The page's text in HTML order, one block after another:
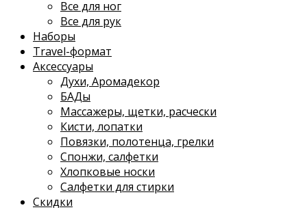
Все для ног
Все для рук
Наборы
Travel-формат
Аксессуары
Духи, Аромадекор
БАДы
Массажеры, щетки, расчески
Кисти, лопатки
Повязки, полотенца, грелки
Спонжи, салфетки
Хлопковые носки
Салфетки для стирки
Скидки